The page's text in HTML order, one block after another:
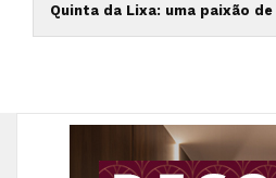
Quinta da Lixa: uma paixão